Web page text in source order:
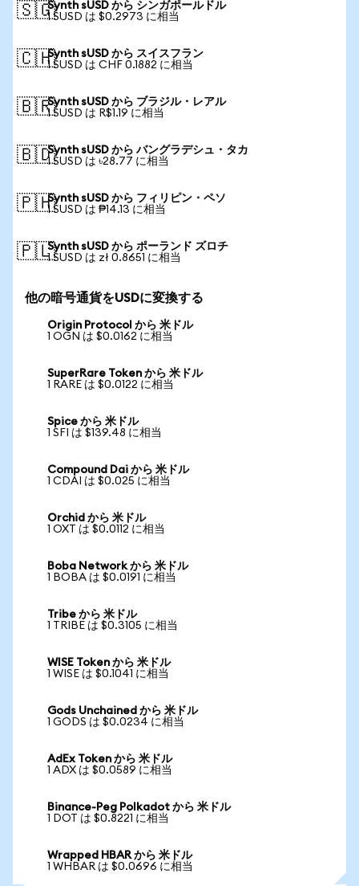
🇸🇬Synth sUSD から シンガポールドル
1 SUSD は $0.2973 に相当
🇨🇭Synth sUSD から スイスフラン
1 SUSD は CHF 0.1882 に相当
🇧🇷Synth sUSD から ブラジル・レアル
1 SUSD は R$1.19 に相当
🇧🇩Synth sUSD から バングラデシュ・タカ
1 SUSD は ৳28.77 に相当
🇵🇭Synth sUSD から フィリピン・ペソ
1 SUSD は ₱14.13 に相当
🇵🇱Synth sUSD から ポーランド ズロチ
1 SUSD は zł 0.8651 に相当
他の暗号通貨をUSDに変換する
Origin Protocol から 米ドル
1 OGN は $0.0162 に相当
SuperRare Token から 米ドル
1 RARE は $0.0122 に相当
Spice から 米ドル
1 SFI は $139.48 に相当
Compound Dai から 米ドル
1 CDAI は $0.025 に相当
Orchid から 米ドル
1 OXT は $0.0112 に相当
Boba Network から 米ドル
1 BOBA は $0.0191 に相当
Tribe から 米ドル
1 TRIBE は $0.3105 に相当
WISE Token から 米ドル
1 WISE は $0.1041 に相当
Gods Unchained から 米ドル
1 GODS は $0.0234 に相当
AdEx Token から 米ドル
1 ADX は $0.0589 に相当
Binance-Peg Polkadot から 米ドル
1 DOT は $0.8221 に相当
Wrapped HBAR から 米ドル
1 WHBAR は $0.0696 に相当